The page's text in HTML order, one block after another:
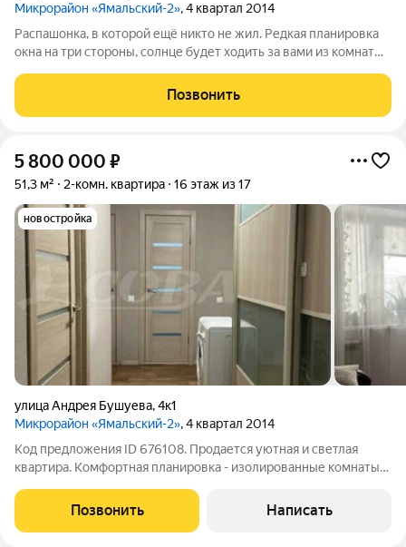
Микрорайон «Ямальский-2», 4 квартал 2014
Распашонка, в которой ещё никто не жил. Редкая планировка
окна на три стороны, солнце будет ходить за вами из комнаты
Кстати, таких планировок в округе по пальцам пересчитать, и
наша самая
Позвонить
5 800 000 ₽
51,3 м² 2-комн. квартира 16 этаж из 17
новостройка
улица Андрея Бушуева,4к1
Микрорайон «Ямальский-2», 4 квартал 2014
Код предложения ID 676108. Продается уютная и светлая
квартира. Комфортная планировка - изолированные комнаты
кухонный гарнитур, два очень больших встроенных шкафа,
вложений квартира не
Позвонить Написать